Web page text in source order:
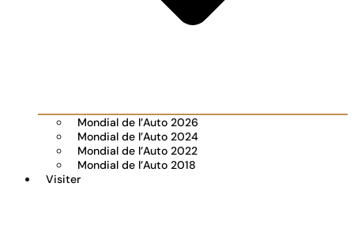
Mondial de l’Auto 2026
Mondial de l’Auto 2024
Mondial de l’Auto 2022
Mondial de l’Auto 2018
Visiter